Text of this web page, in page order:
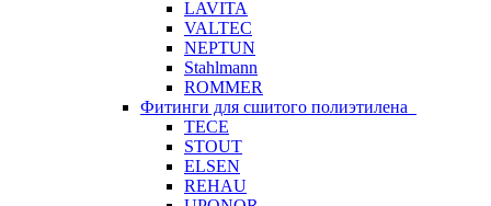
LAVITA
VALTEC
NEPTUN
Stahlmann
ROMMER
Фитинги для сшитого полиэтилена
TECE
STOUT
ELSEN
REHAU